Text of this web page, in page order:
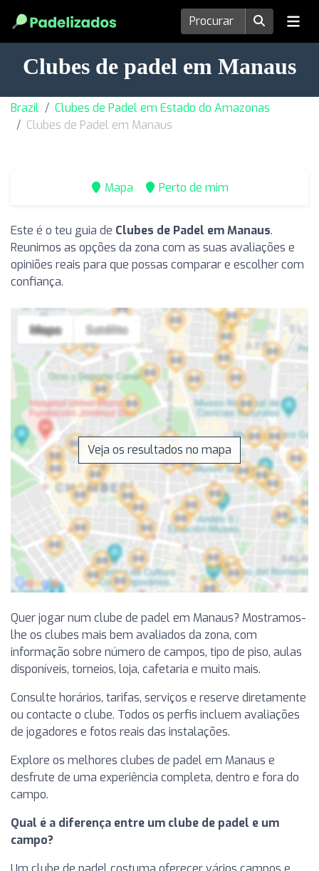
Clubes de padel em Manaus
Brazil
Clubes de Padel em Estado do Amazonas
Clubes de Padel em Manaus
Mapa Perto de mim
Este é o teu guia de Clubes de Padel em Manaus.
Reunimos as opções da zona com as suas avaliações e
opiniões reais para que possas comparar e escolher com
confiança.
Veja os resultados no mapa
Quer jogar num clube de padel em Manaus? Mostramos-
lhe os clubes mais bem avaliados da zona, com
informação sobre número de campos, tipo de piso, aulas
disponíveis, torneios, loja, cafetaria e muito mais.
Consulte horários, tarifas, serviços e reserve diretamente
ou contacte o clube. Todos os perfis incluem avaliações
de jogadores e fotos reais das instalações.
Explore os melhores clubes de padel em Manaus e
desfrute de uma experiência completa, dentro e fora do
campo.
Qual é a diferença entre um clube de padel e um
campo?